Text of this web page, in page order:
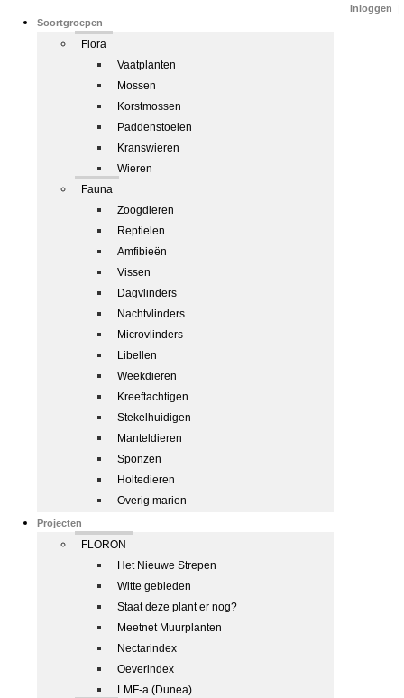
Soortgroepen
Flora
Vaatplanten
Mossen
Korstmossen
Paddenstoelen
Kranswieren
Wieren
Fauna
Zoogdieren
Reptielen
Amfibieën
Vissen
Dagvlinders
Nachtvlinders
Microvlinders
Libellen
Weekdieren
Kreeftachtigen
Stekelhuidigen
Manteldieren
Sponzen
Holtedieren
Overig marien
Projecten
FLORON
Het Nieuwe Strepen
Witte gebieden
Staat deze plant er nog?
Meetnet Muurplanten
Nectarindex
Oeverindex
LMF-a (Dunea)
Inloggen |